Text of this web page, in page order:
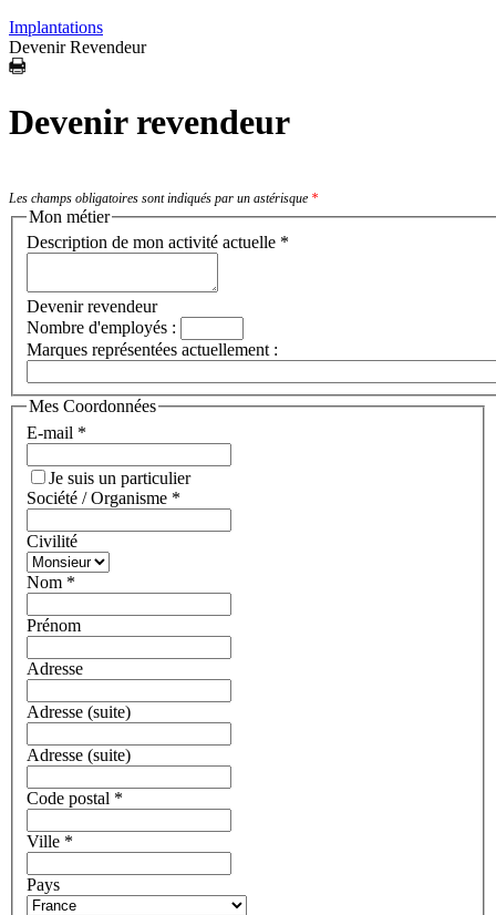
Implantations
Devenir Revendeur
Devenir revendeur
Les champs obligatoires sont indiqués par un astérisque *
Mon métier
Description de mon activité actuelle *
Devenir revendeur
Nombre d'employés :
Marques représentées actuellement:
Mes Coordonnées
E-mail *
Je suis un particulier
Société / Organisme *
Civilité
Nom *
Prénom
Adresse
Adresse (suite)
Adresse (suite)
Code postal *
Ville *
Pays